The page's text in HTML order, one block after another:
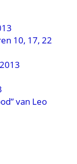
10, 17, 22
van Leo